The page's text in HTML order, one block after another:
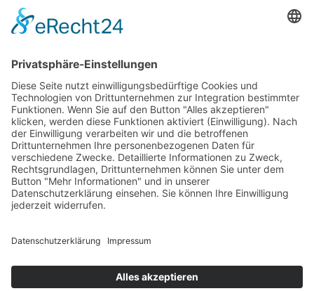
Impressum
Suche
Menü
Kategorien
Lege dein Kategorienmenü im Header Builder -> Mobile -> Mobile
Menüelement -> Ein-/Ausblenden -> Menü auswählen fest
Shop
Warenkorb
Schließen
anzuzeigen.